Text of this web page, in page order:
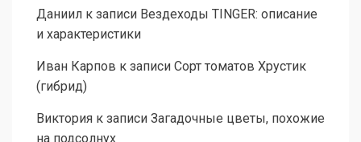
Даниил к записи Вездеходы TINGER: описание
и характеристики
Иван Карпов к записи Сорт томатов Хрустик
(гибрид)
Виктория к записи Загадочные цветы, похожие
на подсолнух